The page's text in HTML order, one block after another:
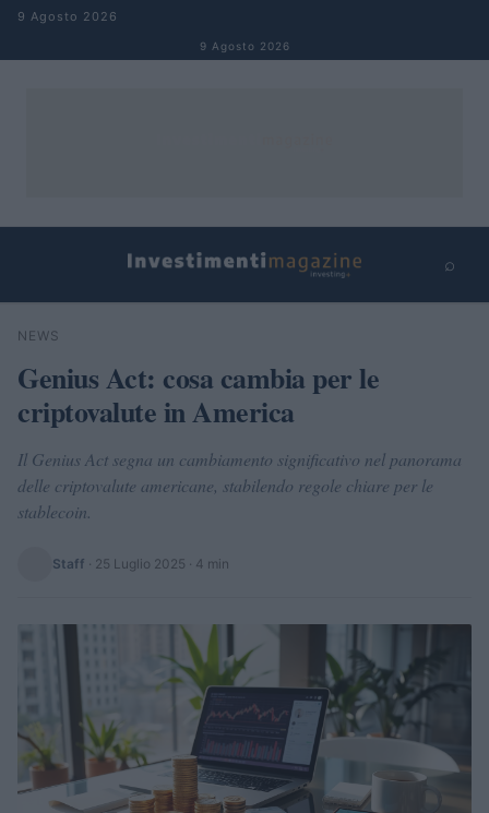
Salta al contenuto
9 Agosto 2026
9 Agosto 2026
⌕
Cerca
NEWS
Genius Act: cosa cambia per le
criptovalute in America
Il Genius Act segna un cambiamento significativo nel panorama
delle criptovalute americane, stabilendo regole chiare per le
stablecoin.
Staff · 25 Luglio 2025 · 4 min